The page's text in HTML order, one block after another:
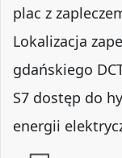
plac z
Lokalizacja
gdańskiego
S7 dostęp do
energii